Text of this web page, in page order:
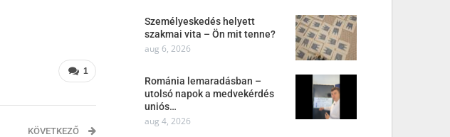
1
KÖVETKEZŐ
Személyeskedés helyett
szakmai vita – Ön mit tenne?
aug 6, 2026
Románia lemaradásban –
utolsó napok a medvekérdés
uniós…
aug 4, 2026